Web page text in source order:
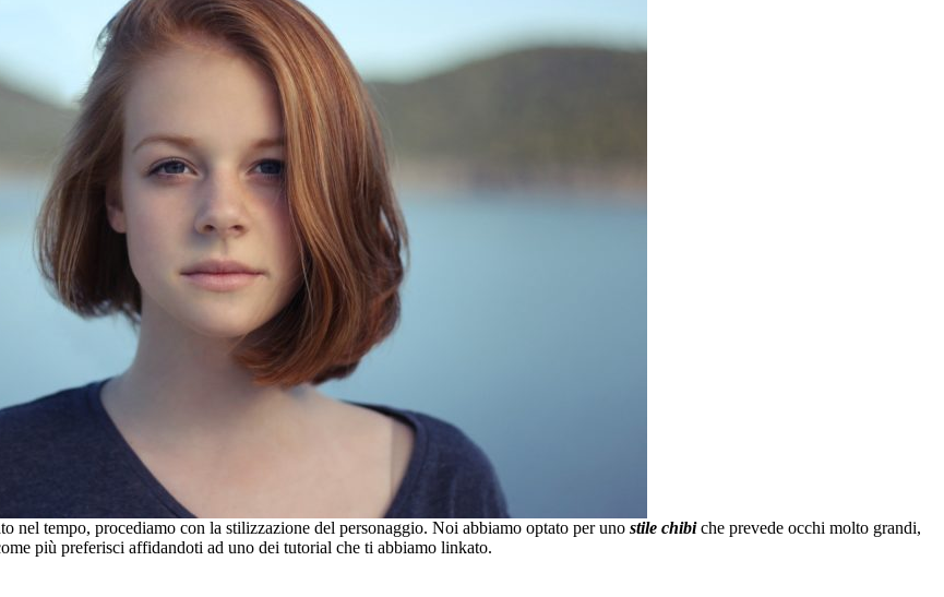
nel tempo, procediamo con la stilizzazione del personaggio. Noi abbiamo optato per uno stile chibiche prevede occhi molto grandi,
più preferisci affidandoti ad uno dei tutorial che ti abbiamo linkato.